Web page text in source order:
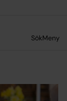
SökMeny